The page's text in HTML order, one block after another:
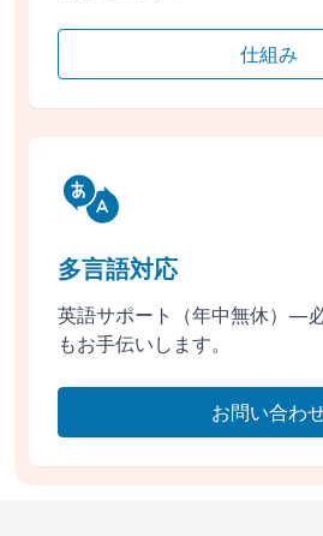
仕組み
多言語対応
英語サポート（年中無休）—
もお手伝いします。
お問い合わ